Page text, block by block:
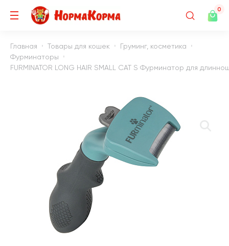
0
Главная Товары для кошек
Груминг, косметика
Фурминаторы
FURMINATOR LONG HAIR SMALL CAT S Фурминатор для